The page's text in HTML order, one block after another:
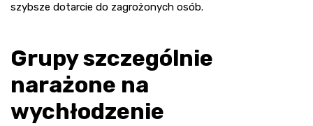
szybsze dotarcie do zagrożonych osób.
Grupy szczególnie
narażone na
wychłodzenie